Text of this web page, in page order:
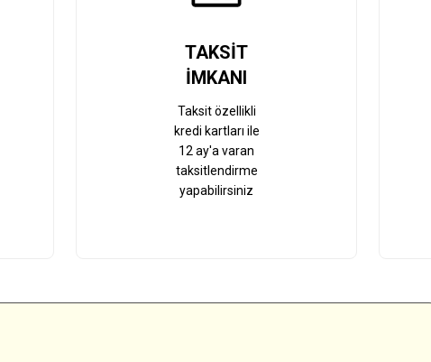
TAKSİT
İMKANI
Taksit özellikli
kredi kartları ile
12 ay'a varan
taksitlendirme
yapabilirsiniz